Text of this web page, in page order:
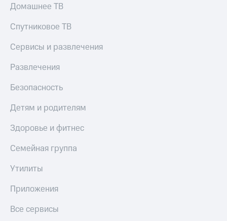
Домашнее ТВ
Спутниковое ТВ
Сервисы и развлечения
Развлечения
Безопасность
Детям и родителям
Здоровье и фитнес
Семейная группа
Утилиты
Приложения
Все сервисы